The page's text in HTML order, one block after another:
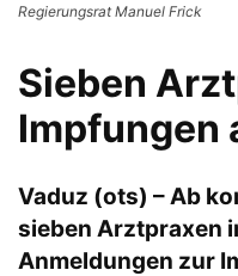
Regierungsrat Manuel Frick
Sieben
Impfungen
Vaduz (ots) – Ab
sieben Arztpraxen
Anmeldungen zur